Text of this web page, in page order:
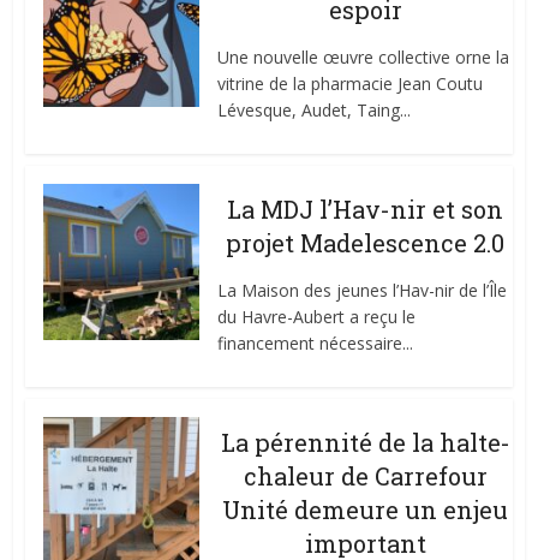
espoir
Une nouvelle œuvre collective orne la
vitrine de la pharmacie Jean Coutu
Lévesque, Audet, Taing...
La MDJ l’Hav-nir et son
projet Madelescence 2.0
La Maison des jeunes l’Hav-nir de l’Île
du Havre-Aubert a reçu le
financement nécessaire...
La pérennité de la halte-
chaleur de Carrefour
Unité demeure un enjeu
important